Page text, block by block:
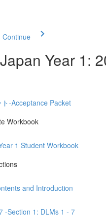
Continue
Year 1:
‐Acceptance Packet
Workbook
1 Student Workbook
and Introduction
-Section 1: DLMs 1 - 7